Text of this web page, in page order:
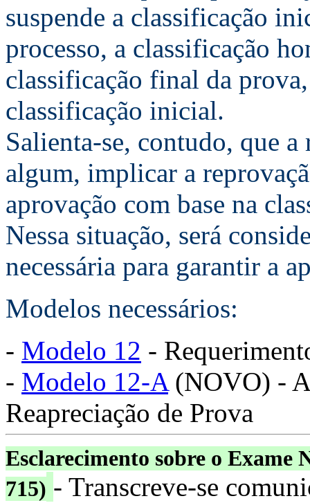
suspende a classificação
processo, a classificação
classificação final da
classificação inicial.
Salienta-se, contudo, que a
algum, implicar a
aprovação com base na
Nessa situação, será
necessária para garantir a
Modelos necessários:
- Modelo 12 -
- Modelo 12-A(NOVO) -
Reapreciação de Prova
Esclarecimento sobre o Exame
715) - Transcreve-se